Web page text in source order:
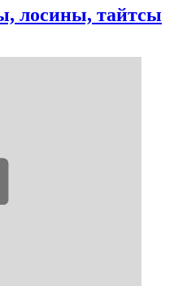
лосины, тайтсы